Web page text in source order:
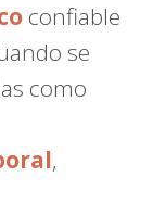
confiable
se
como
,